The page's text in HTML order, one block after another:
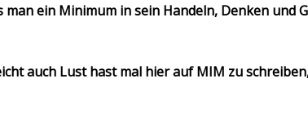
man ein Minimum in sein Handeln, Denken
auch Lust hast mal hier auf MIM zu